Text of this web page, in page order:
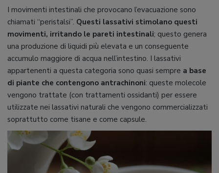
I movimenti intestinali che provocano l’evacuazione sono
chiamati “peristalsi”. Questi lassativi stimolano questi
movimenti, irritando le pareti intestinali; questo genera
una produzione di liquidi più elevata e un conseguente
accumulo maggiore di acqua nell’intestino. I lassativi
appartenenti a questa categoria sono quasi sempre a base
di piante che contengono antrachinoni: queste molecole
vengono trattate (con trattamenti ossidanti) per essere
utilizzate nei lassativi naturali che vengono commercializzati
soprattutto come tisane e come capsule.